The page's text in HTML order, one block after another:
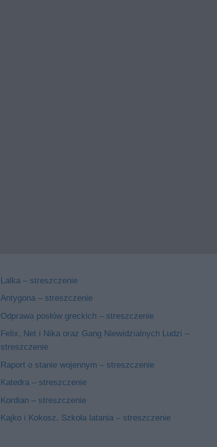
Lalka – streszczenie
Antygona – streszczenie
Odprawa posłów greckich – streszczenie
Felix, Net i Nika oraz Gang Niewidzialnych Ludzi –
streszczenie
Raport o stanie wojennym – streszczenie
Katedra – streszczenie
Kordian – streszczenie
Kajko i Kokosz. Szkoła latania – streszczenie